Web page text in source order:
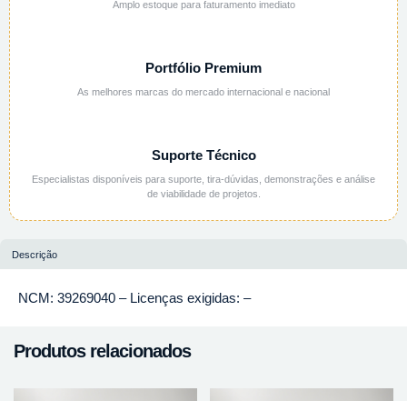
Amplo estoque para faturamento imediato
Portfólio Premium
As melhores marcas do mercado internacional e nacional
Suporte Técnico
Especialistas disponíveis para suporte, tira-dúvidas, demonstrações e análise
de viabilidade de projetos.
Descrição
NCM: 39269040 – Licenças exigidas: –
Produtos relacionados